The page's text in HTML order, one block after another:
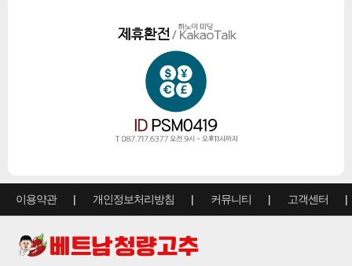
이용약관 개인정보처리방침 커뮤니티 고객센터